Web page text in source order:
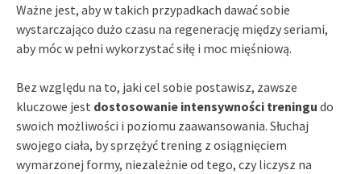
Ważne jest, aby w takich przypadkach dawać sobie
wystarczająco dużo czasu na regenerację między seriami,
aby móc w pełni wykorzystać siłę i moc mięśniową.
Bez względu na to, jaki cel sobie postawisz, zawsze
kluczowe jest dostosowanie intensywności treningu do
swoich możliwości i poziomu zaawansowania. Słuchaj
swojego ciała, by sprzężyć trening z osiągnięciem
wymarzonej formy, niezależnie od tego, czy liczysz na